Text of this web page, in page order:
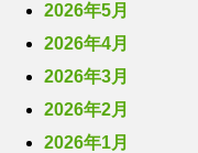
2026年5月
2026年4月
2026年3月
2026年2月
2026年1月